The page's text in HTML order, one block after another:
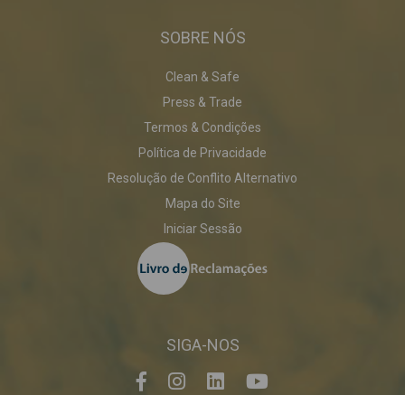
SOBRE NÓS
Clean & Safe
Press & Trade
Termos & Condições
Política de Privacidade
Resolução de Conflito Alternativo
Mapa do Site
Iniciar Sessão
SIGA-NOS